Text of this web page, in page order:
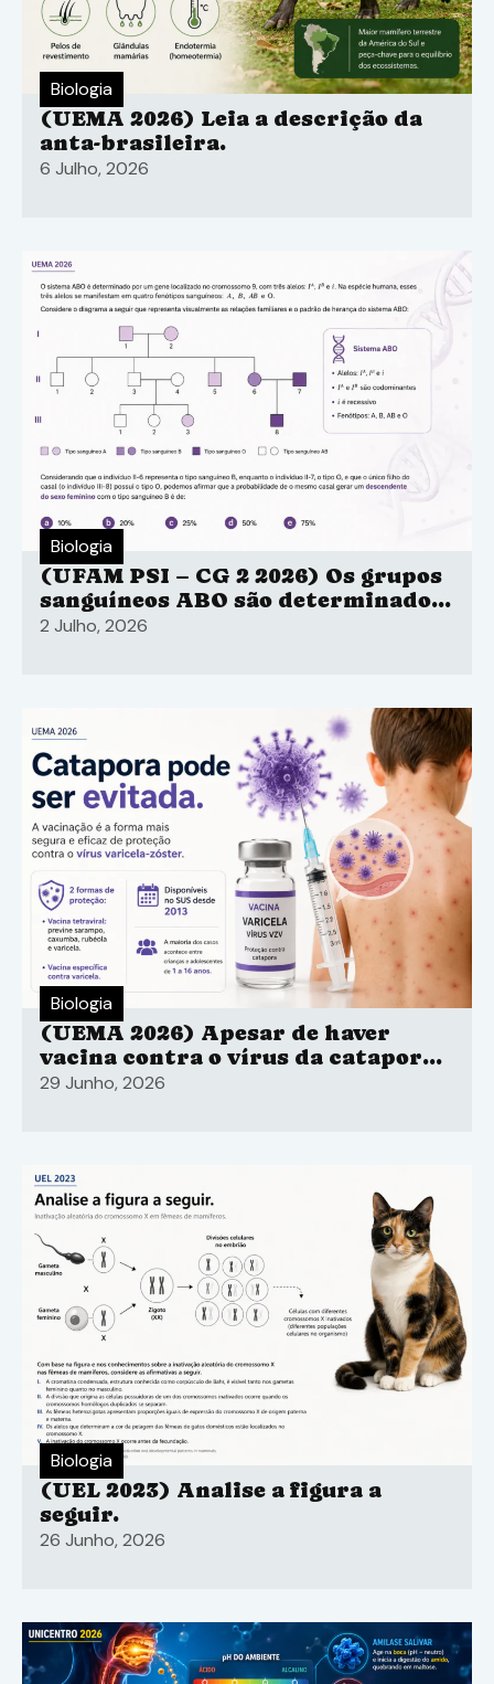
Biologia
(UEMA 2026) Leia a descrição da
anta-brasileira.
6 Julho, 2026
Biologia
(UFAM PSI – CG 2 2026) Os grupos
sanguíneos ABO são determinados
por três alelos diferentes de um
2 Julho, 2026
Biologia
(UEMA 2026) Apesar de haver
vacina contra o vírus da catapora
em todo o território nacional, a
29 Junho, 2026
Biologia
(UEL 2023) Analise a figura a
seguir.
26 Junho, 2026